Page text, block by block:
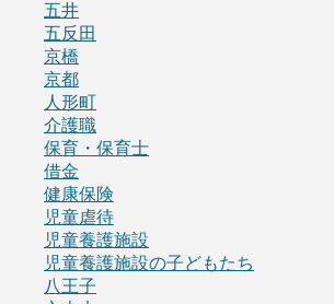
五井
五反田
京橋
京都
人形町
介護職
保育・保育士
借金
健康保険
児童虐待
児童養護施設
児童養護施設の子どもたち
八王子